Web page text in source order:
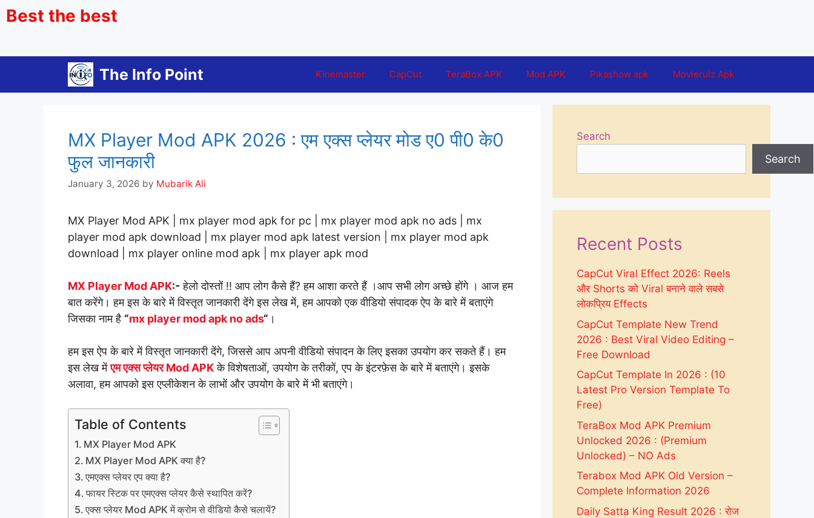
Best the best
The Info Point Kinemaster CapCut TeraBox APK Mod APK Pikashow apk Movierulz Apk
MX Player Mod APK 2026 : एम एक्स प्लेयर मोड ए0 पी0 के0
फुल जानकारी
January 3, 2026 by Mubarik Ali
MX Player Mod APK | mx player mod apk for pc | mx player mod apk no ads | mx
player mod apk download | mx player mod apk latest version | mx player mod apk
download | mx player online mod apk | mx player apk mod
MX Player Mod APK:-हेलो दोस्तों !! आप लोग कैसे हैं? हम आशा करते हैं ।आप सभी लोग अच्छे होंगे । आज हम
बात करेंगे। हम इस के बारे में विस्तृत जानकारी देंगे इस लेख में, हम आपको एक वीडियो संपादक ऐप के बारे में बताएंगे
जिसका नाम है “mx player mod apk no ads“ ।
हम इस ऐप के बारे में विस्तृत जानकारी देंगे, जिससे आप अपनी वीडियो संपादन के लिए इसका उपयोग कर सकते हैं। हम
इस लेख मेंएम एक्स प्लेयर Mod APKके विशेषताओं, उपयोग के तरीकों, एप के इंटरफ़ेस के बारे में बताएंगे। इसके
अलावा, हम आपको इस एप्लीकेशन के लाभों और उपयोग के बारे में भी बताएंगे।
Table of Contents
MX Player Mod APK
MX Player Mod APK क्या है?
एमएक्स प्लेयर एप क्या है?
फायर स्टिक पर एमएक्स प्लेयर कैसे स्थापित करें?
एक्स प्लेयर Mod APK में क्रोम से वीडियो कैसे चलायें?
Search
Search
Recent Posts
CapCut Viral Effect 2026: Reels
और Shorts को Viral बनाने वाले सबसे
लोकप्रिय Effects
CapCut Template New Trend
2026 : Best Viral Video Editing –
Free Download
CapCut Template In 2026 : (10
Latest Pro Version Template To
Free)
TeraBox Mod APK Premium
Unlocked 2026 : (Premium
Unlocked) – NO Ads
Terabox Mod APK Old Version –
Complete Information 2026
Daily Satta King Result 2026 : रोज